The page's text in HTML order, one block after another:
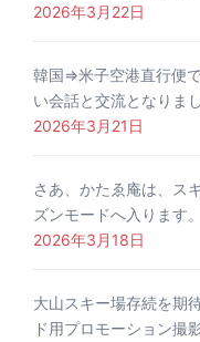
2026年3月22日
韓国⇒米子空港直行便
い会話と交流となりまし
2026年3月21日
さあ、かたゑ庵は、ス
ズンモードへ入ります。
2026年3月18日
大山スキー場存続を期
ド用プロモーション撮